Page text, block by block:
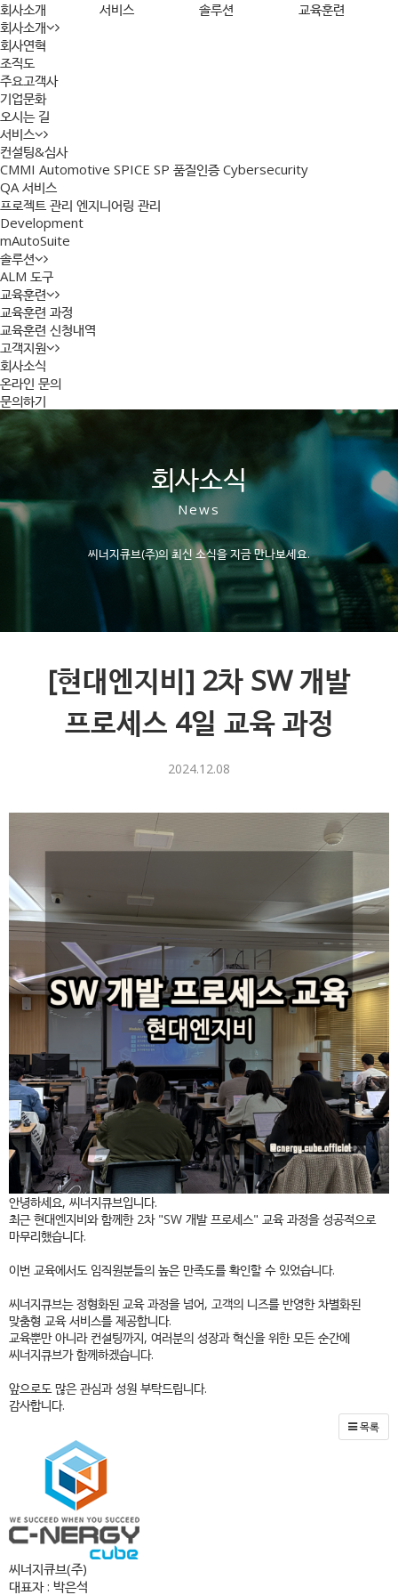
회사소개 서비스 솔루션
교육훈련
회사소개
회사연혁
조직도
주요고객사
기업문화
오시는 길
서비스
컨설팅&심사
CMMI Automotive SPICE SP 품질인증Cybersecurity
QA 서비스
프로젝트 관리 엔지니어링 관리
Development
mAutoSuite
솔루션
ALM 도구
교육훈련
교육훈련 과정
교육훈련 신청내역
고객지원
회사소식
온라인 문의
문의하기
회사소식
News
씨너지큐브(주)의 최신 소식을 지금 만나보세요.
[현대엔지비] 2차 SW 개발
프로세스 4일 교육 과정
2024.12.08
안녕하세요, 씨너지큐브입니다.
최근 현대엔지비와 함께한 2차 "SW 개발 프로세스" 교육 과정을 성공적으로
마무리했습니다.
이번 교육에서도 임직원분들의 높은 만족도를 확인할 수 있었습니다.
씨너지큐브는 정형화된 교육 과정을 넘어, 고객의 니즈를 반영한 차별화된
맞춤형 교육 서비스를 제공합니다.
교육뿐만 아니라 컨설팅까지, 여러분의 성장과 혁신을 위한 모든 순간에
씨너지큐브가 함께하겠습니다.
앞으로도 많은 관심과 성원 부탁드립니다.
감사합니다.
목록
씨너지큐브(주)
대표자 : 박은석